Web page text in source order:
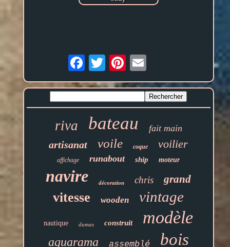
Email
riva bateau fait main
artisanat voile coque voilier
affichage runabout ship moteur
navire décoration chris grand
vitesse wooden vintage
nautique dumas construit modèle
aquarama assemblé bois